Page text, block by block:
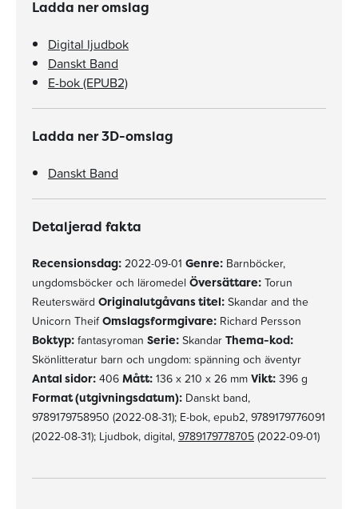
Ladda ner omslag
Digital ljudbok
Danskt Band
E-bok (EPUB2)
Ladda ner 3D-omslag
Danskt Band
Detaljerad fakta
Recensionsdag: 2022-09-01 Genre: Barnböcker,
ungdomsböcker och läromedel Översättare: Torun
Reuterswärd Originalutgåvans titel: Skandar and the
Unicorn TheifOmslagsformgivare: Richard Persson
Boktyp: fantasyroman Serie: Skandar Thema-kod:
Skönlitteratur barn och ungdom: spänning och äventyr
Antal sidor: 406 Mått: 136 x 210 x 26 mm Vikt: 396 g
Format (utgivningsdatum): Danskt band,
9789179758950 (2022-08-31); E-bok, epub2, 9789179776091
(2022-08-31); Ljudbok, digital, 9789179778705 (2022-09-01)